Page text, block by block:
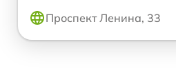
Проспект Ленина, 33